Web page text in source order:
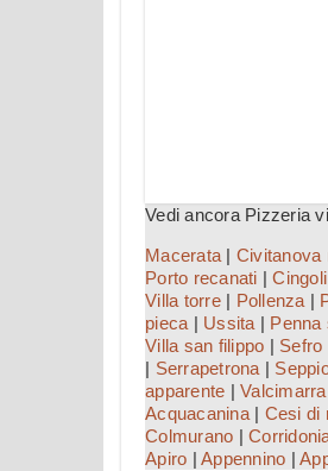
Vedi ancora Pizzeria
Macerata | Civitanova
Porto recanati |Cingoli
Villa torre| Pollenza |
pieca | Ussita | Penna
Villa san filippo | Sefro
| Serrapetrona |
apparente | Valcimarra
Acquacanina| Cesi di
Colmurano |
Apiro | Appennino |